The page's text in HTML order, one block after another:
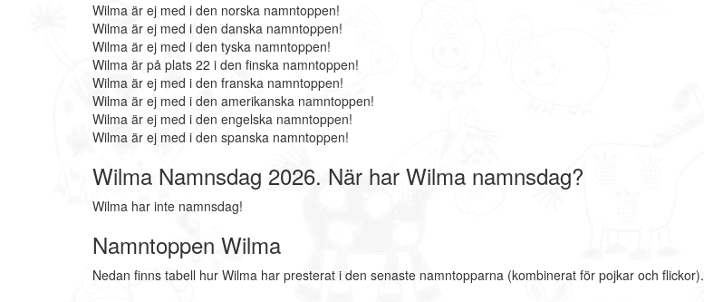
Wilma är ej med i den norska namntoppen!
Wilma är ej med i den danska namntoppen!
Wilma är ej med i den tyska namntoppen!
Wilma är på plats 22 i den finska namntoppen!
Wilma är ej med i den franska namntoppen!
Wilma är ej med i den amerikanska namntoppen!
Wilma är ej med i den engelska namntoppen!
Wilma är ej med i den spanska namntoppen!
Wilma Namnsdag 2026. När har Wilma namnsdag?
Wilma har inte namnsdag!
Namntoppen Wilma
Nedan finns tabell hur Wilma har presterat i den senaste namntopparna (kombinerat för pojkar och flickor).